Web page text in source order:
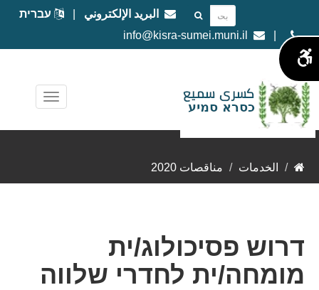
البريد الإلكتروني
עברית
info@kisra-sumei.muni.il
الخدمات مناقصات 2020
דרוש פסיכולוג/ית
מומחה/ית לחדרי שלווה